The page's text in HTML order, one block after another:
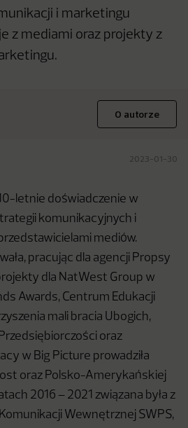
i marketingu
z mediami oraz projekty z
O autorze
2023-01-30
letnie doświadczenie w
komunikacyjnych i
mediów.
pracując dla agencji Propsy
dla NatWest Group w
Awards, Centrum Edukacji
mali bracia Ubogich,
oraz
w Big Picture prowadziła
oraz Polsko-Amerykańskiej
2016 – 2021 związana była z
Wewnętrznej SWPS,